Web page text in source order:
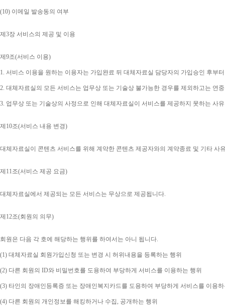
(10) 이메일 발송동의 여부
제 3장 서비스의 제공 및 이용
제 9조(서비스 이용)
1. 서비스 이용을 원하는 이용자는 가입완료 뒤 대체자료실 담당자의 가입승인 후부
2. 대체자료실의 모든 서비스는 업무상 또는 기술상 불가능한 경우를 제외하고는 연
3. 업무상 또는 기술상의 사정으로 인해 대체자료실이 서비스를 제공하지 못하는 사
제 10조(서비스 내용 변경)
대체자료실이 콘텐츠 서비스를 위해 계약한 콘텐츠 제공자와의 계약종료 및 기타
제 11조(서비스 제공 요금)
대체자료실에서 제공되는 모든 서비스는 무상으로 제공됩니다.
제 12조(회원의 의무)
회원은 다음 각 호에 해당하는 행위를 하여서는 아니 됩니다.
(1) 대체자료실 회원가입신청 또는 변경 시 허위내용을 등록하는 행위
(2) 다른 회원의 ID와 비밀번호를 도용하여 부당하게 서비스를 이용하는 행위
(3) 타인의 장애인등록증 또는 장애인복지카드를 도용하여 부당하게 서비스를 이용
(4) 다른 회원의 개인정보를 해킹하거나 수집, 공개하는 행위